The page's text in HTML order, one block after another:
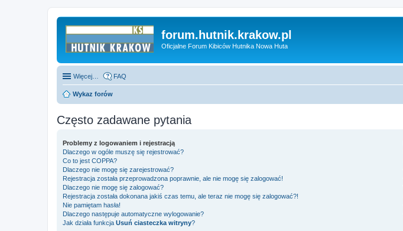
forum.hutnik.krakow.pl
Oficjalne Forum Kibiców Hutnika Nowa Huta
Więcej… FAQ
Wykaz forów
Często zadawane pytania
Problemy z logowaniem i rejestracją
Dlaczego w ogóle muszę się rejestrować?
Co to jest COPPA?
Dlaczego nie mogę się zarejestrować?
Rejestracja została przeprowadzona poprawnie, ale nie mogę się zalogować!
Dlaczego nie mogę się zalogować?
Rejestracja została dokonana jakiś czas temu, ale teraz nie mogę się zalogować?!
Nie pamiętam hasła!
Dlaczego następuje automatyczne wylogowanie?
Jak działa funkcja Usuń ciasteczka witryny?